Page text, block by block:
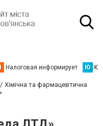
Налоговая информирует Ю
Хімічна та фармацевтична